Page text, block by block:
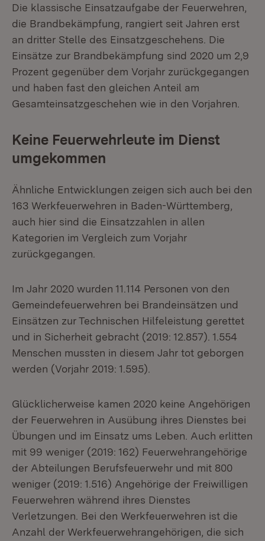
Die klassische Einsatzaufgabe der Feuerwehren,
die Brandbekämpfung, rangiert seit Jahren erst
an dritter Stelle des Einsatzgeschehens. Die
Einsätze zur Brandbekämpfung sind 2020 um 2,9
Prozent gegenüber dem Vorjahr zurückgegangen
und haben fast den gleichen Anteil am
Gesamteinsatzgeschehen wie in den Vorjahren.
Keine Feuerwehrleute im Dienst
umgekommen
Ähnliche Entwicklungen zeigen sich auch bei den
163 Werkfeuerwehren in Baden-Württemberg,
auch hier sind die Einsatzzahlen in allen
Kategorien im Vergleich zum Vorjahr
zurückgegangen.
Im Jahr 2020 wurden 11.114 Personen von den
Gemeindefeuerwehren bei Brandeinsätzen und
Einsätzen zur Technischen Hilfeleistung gerettet
und in Sicherheit gebracht (2019: 12.857). 1.554
Menschen mussten in diesem Jahr tot geborgen
werden (Vorjahr 2019: 1.595).
Glücklicherweise kamen 2020 keine Angehörigen
der Feuerwehren in Ausübung ihres Dienstes bei
Übungen und im Einsatz ums Leben. Auch erlitten
mit 99 weniger (2019: 162) Feuerwehrangehörige
der Abteilungen Berufsfeuerwehr und mit 800
weniger (2019: 1.516) Angehörige der Freiwilligen
Feuerwehren während ihres Dienstes
Verletzungen. Bei den Werkfeuerwehren ist die
Anzahl der Werkfeuerwehrangehörigen, die sich